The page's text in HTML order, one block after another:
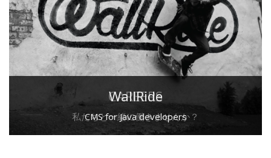
CAREERS
私たちと一緒に働きませんか？
WallRide
CMS for Java developers